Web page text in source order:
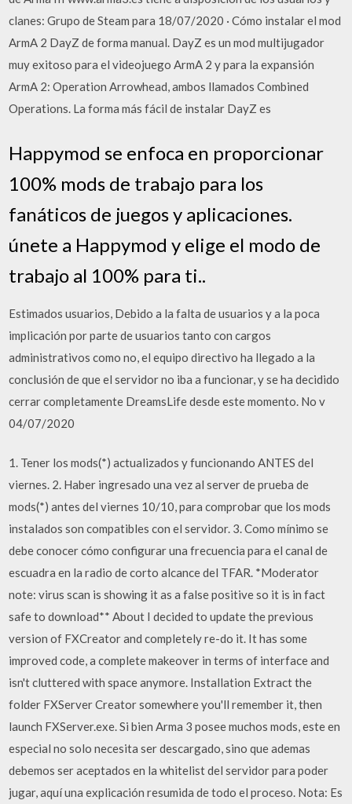
clanes: Grupo de Steam para 18/07/2020 · Cómo instalar el mod
ArmA 2 DayZ de forma manual. DayZ es un mod multijugador
muy exitoso para el videojuego ArmA 2 y para la expansión
ArmA 2: Operation Arrowhead, ambos llamados Combined
Operations. La forma más fácil de instalar DayZ es
Happymod se enfoca en proporcionar
100% mods de trabajo para los
fanáticos de juegos y aplicaciones.
únete a Happymod y elige el modo de
trabajo al 100% para ti..
Estimados usuarios, Debido a la falta de usuarios y a la poca
implicación por parte de usuarios tanto con cargos
administrativos como no, el equipo directivo ha llegado a la
conclusión de que el servidor no iba a funcionar, y se ha decidido
cerrar completamente DreamsLife desde este momento. No v
04/07/2020
1. Tener los mods(*) actualizados y funcionando ANTES del
viernes. 2. Haber ingresado una vez al server de prueba de
mods(*) antes del viernes 10/10, para comprobar que los mods
instalados son compatibles con el servidor. 3. Como mínimo se
debe conocer cómo configurar una frecuencia para el canal de
escuadra en la radio de corto alcance del TFAR. *Moderator
note: virus scan is showing it as a false positive so it is in fact
safe to download** About I decided to update the previous
version of FXCreator and completely re-do it. It has some
improved code, a complete makeover in terms of interface and
isn't cluttered with space anymore. Installation Extract the
folder FXServer Creator somewhere you'll remember it, then
launch FXServer.exe. Si bien Arma 3 posee muchos mods, este en
especial no solo necesita ser descargado, sino que ademas
debemos ser aceptados en la whitelist del servidor para poder
jugar, aquí una explicación resumida de todo el proceso. Nota: Es